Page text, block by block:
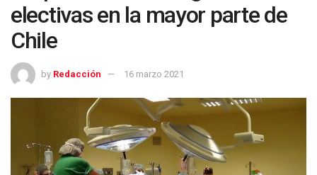
electivas en la mayor parte de
Chile
by Redacción 16 marzo 2021